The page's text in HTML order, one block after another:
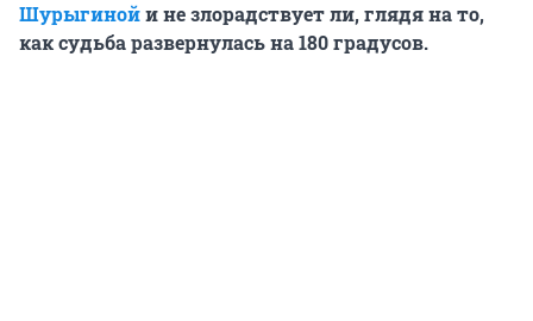
Шурыгинойи не злорадствует ли, глядя на то,
как судьба развернулась на180градусов.